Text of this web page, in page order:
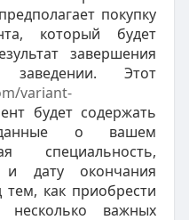
покупку
который будет
завершения
Этот
variant-
будет содержать
о вашем
специальность,
и дату окончания
как приобрести
несколько важных